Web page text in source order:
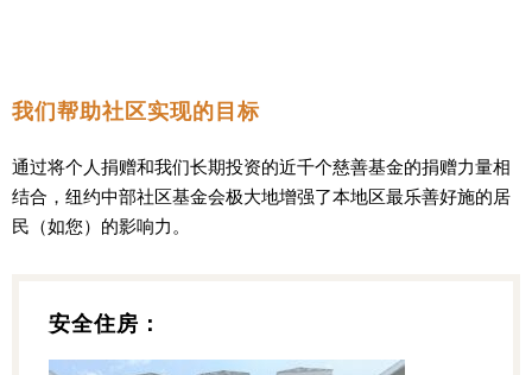
我们帮助社区实现的目标
通过将个人捐赠和我们长期投资的近千个慈善基金的捐赠力量相
结合，纽约中部社区基金会极大地增强了本地区最乐善好施的居
民（如您）的影响力。
安全住房：